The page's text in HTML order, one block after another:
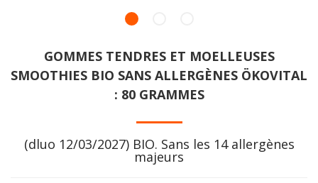
GOMMES TENDRES ET MOELLEUSES
SMOOTHIES BIO SANS ALLERGÈNES ÖKOVITAL
: 80 GRAMMES
(dluo 12/03/2027) BIO. Sans les 14 allergènes
majeurs